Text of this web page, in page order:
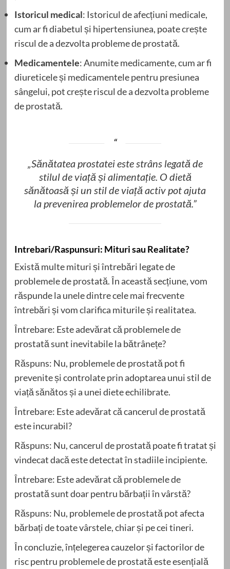
Istoricul medical: Istoricul de afecțiuni medicale,
cum ar fi diabetul și hipertensiunea, poate crește
riscul de a dezvolta probleme de prostată.
Medicamentele: Anumite medicamente, cum ar fi
diureticele și medicamentele pentru presiunea
sângelui, pot crește riscul de a dezvolta probleme
de prostată.
„Sănătatea prostatei este strâns legată de
stilul de viață și alimentație. O dietă
sănătoasă și un stil de viață activ pot ajuta
la prevenirea problemelor de prostată.”
Intrebari/Raspunsuri: Mituri sau Realitate?
Există multe mituri și întrebări legate de
problemele de prostată. În această secțiune, vom
răspunde la unele dintre cele mai frecvente
întrebări și vom clarifica miturile și realitatea.
Întrebare: Este adevărat că problemele de
prostată sunt inevitabile la bătrânețe?
Răspuns: Nu, problemele de prostată pot fi
prevenite și controlate prin adoptarea unui stil de
viață sănătos și a unei diete echilibrate.
Întrebare: Este adevărat că cancerul de prostată
este incurabil?
Răspuns: Nu, cancerul de prostată poate fi tratat și
vindecat dacă este detectat în stadiile incipiente.
Întrebare: Este adevărat că problemele de
prostată sunt doar pentru bărbații în vârstă?
Răspuns: Nu, problemele de prostată pot afecta
bărbați de toate vârstele, chiar și pe cei tineri.
În concluzie, înțelegerea cauzelor și factorilor de
risc pentru problemele de prostată este esențială